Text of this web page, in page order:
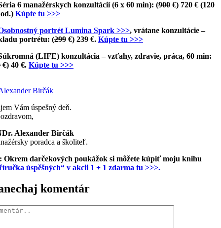
6 manažérskych konzultácií (6 x 60 min): (900 €) 720 € (120
Kúpte tu >>>
portrét Lumina Spark >>>, vrátane konzultácie –
portrétu: (299 €) 239 €. Kúpte tu >>>
(LIFE) konzultácia – vzťahy, zdravie, práca, 60 min:
€) 40 €. Kúpte tu >>>
Vám úspešný deň.
Alexander Birčák
poradca a školiteľ.
Okrem darčekových poukážok si môžete kúpiť moju knihu
úspěšných“ v akcii 1 + 1 zdarma tu >>>.
komentár